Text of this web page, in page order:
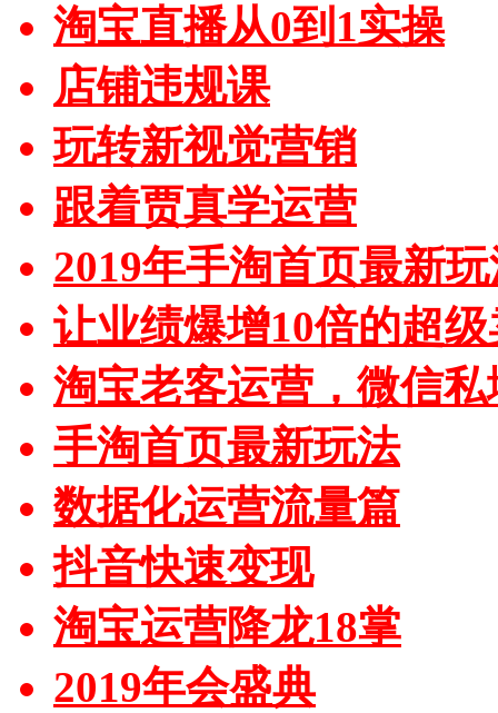
淘宝直播从0到1实操
店铺违规课
玩转新视觉营销
跟着贾真学运营
2019年手淘首页最新
让业绩爆增10倍的超
淘宝老客运营，微信私
手淘首页最新玩法
数据化运营流量篇
抖音快速变现
淘宝运营降龙18掌
2019年会盛典